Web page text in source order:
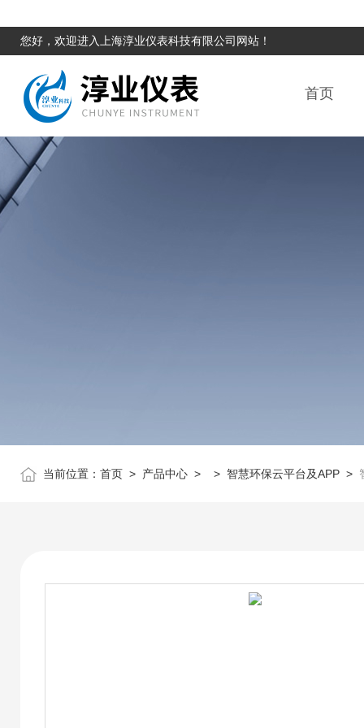
您好，欢迎进入上海淳业仪表科技有限公司网站！
首页
当前位置： 首页 > 产品中心 > > 智慧环保云平台及APP >